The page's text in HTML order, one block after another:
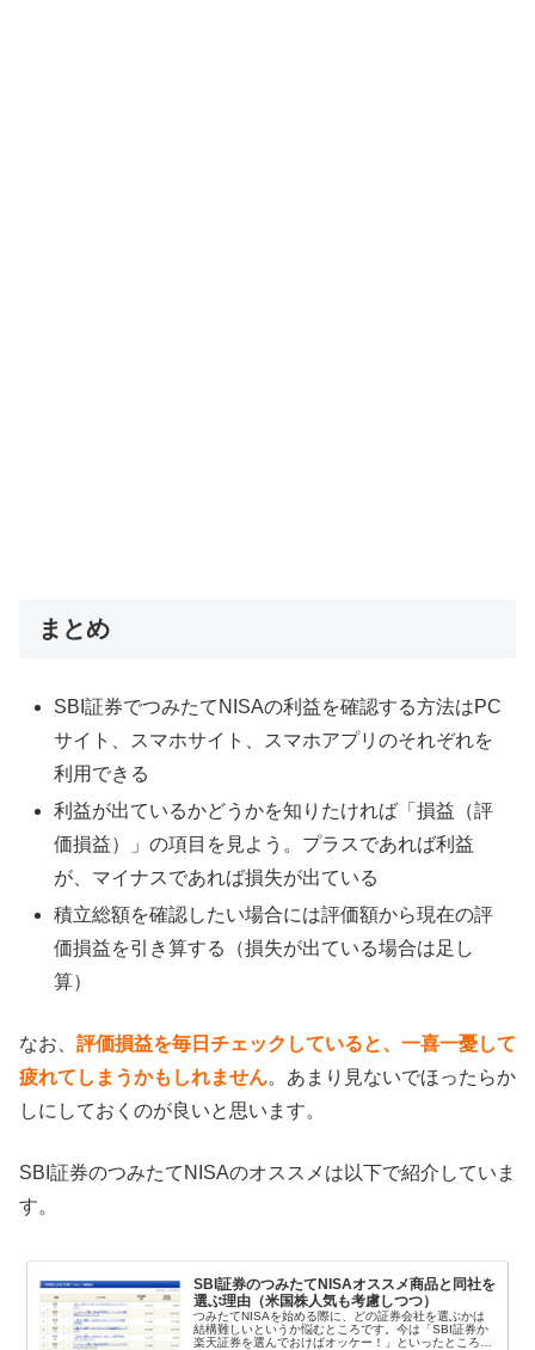
まとめ
SBI証券でつみたてNISAの利益を確認する方法はPC
サイト、スマホサイト、スマホアプリのそれぞれを
利用できる
利益が出ているかどうかを知りたければ「損益（評
価損益）」の項目を見よう。プラスであれば利益
が、マイナスであれば損失が出ている
積立総額を確認したい場合には評価額から現在の評
価損益を引き算する（損失が出ている場合は足し
算）
なお、 評価損益を毎日チェックしていると、一喜一憂して
疲れてしまうかもしれません。あまり見ないでほったらか
しにしておくのが良いと思います。
SBI証券のつみたてNISAのオススメは以下で紹介していま
す。
SBI証券のつみたてNISAオススメ商品と同社を
選ぶ理由（米国株人気も考慮しつつ）
つみたてNISAを始める際に、どの証券会社を選ぶかは
結構難しいというか悩むところです。今は「SBI証券か
楽天証券を選んでおけばオッケー！」といったところで